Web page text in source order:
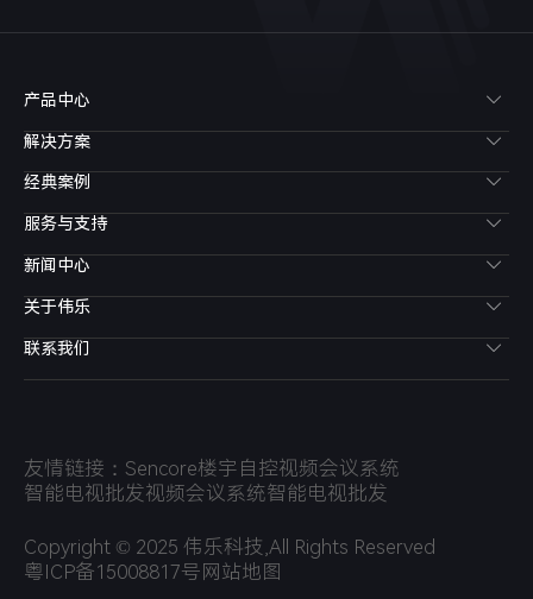
产品中心
解决方案
经典案例
服务与支持
新闻中心
关于伟乐
联系我们
友情链接： Sencore楼宇自控视频会议系统
智能电视批发视频会议系统智能电视批发
Copyright © 2025 伟乐科技,All Rights Reserved
粤ICP备15008817号网站地图